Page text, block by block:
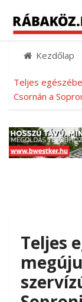
Kezdőlap
Teljes
Csornán a
Teljes